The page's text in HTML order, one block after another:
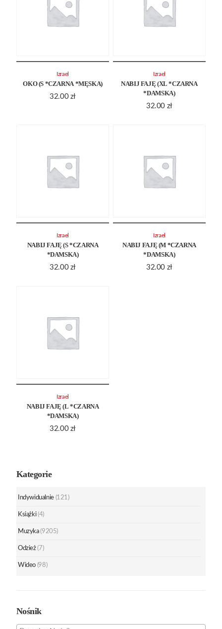
OKO (S *CZARNA *MĘSKA)
32.00 zł
Izrael
NABIJ FAJĘ (XL *CZARNA
*DAMSKA)
32.00 zł
Izrael
NABIJ FAJĘ (S *CZARNA
*DAMSKA)
32.00 zł
Izrael
NABIJ FAJĘ (M *CZARNA
*DAMSKA)
32.00 zł
Izrael
NABIJ FAJĘ (L *CZARNA
*DAMSKA)
32.00 zł
Izrael
Kategorie
Indywidualnie (121)
Książki (4)
Muzyka (9205)
Odzież (7)
Wideo (98)
Nośnik